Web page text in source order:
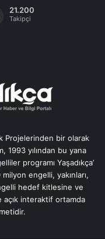
21.200
Takipçi
Projelerinden bir olarak
1993 yılından bu yana
programı Yaşadıkça’
engelli, yakınları,
hedef kitlesine ve
interaktif ortamda